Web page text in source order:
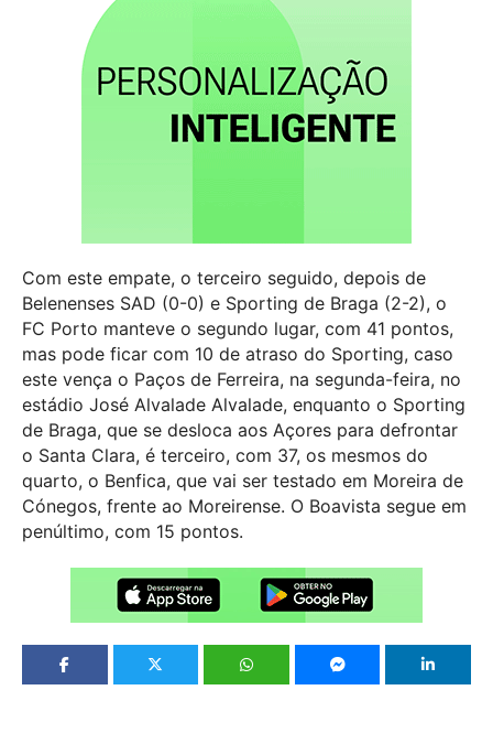
Com este empate, o terceiro seguido, depois de
Belenenses SAD (0-0) e Sporting de Braga (2-2), o
FC Porto manteve o segundo lugar, com 41 pontos,
mas pode ficar com 10 de atraso do Sporting, caso
este vença o Paços de Ferreira, na segunda-feira, no
estádio José Alvalade Alvalade, enquanto o Sporting
de Braga, que se desloca aos Açores para defrontar
o Santa Clara, é terceiro, com 37, os mesmos do
quarto, o Benfica, que vai ser testado em Moreira de
Cónegos, frente ao Moreirense. O Boavista segue em
penúltimo, com 15 pontos.